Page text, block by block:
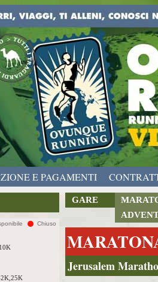
E PAGAMENTI
Chiuso
GARE
Jerusalem